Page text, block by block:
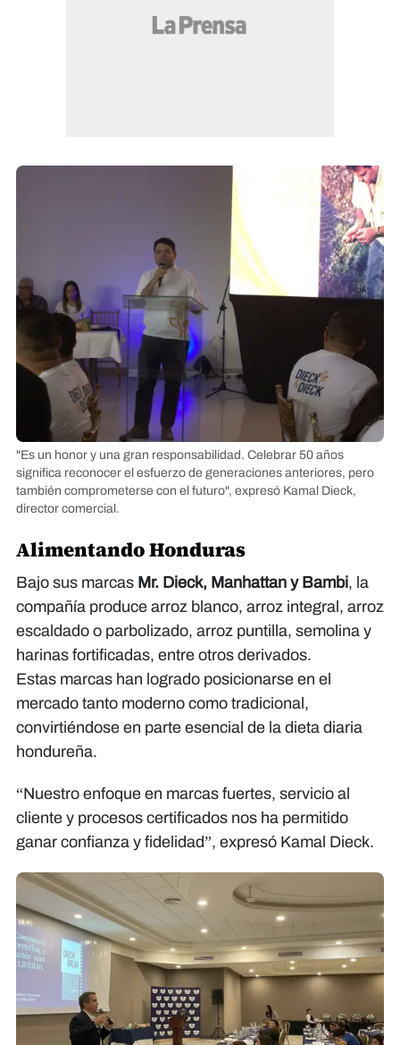
"Es un honor y una gran responsabilidad. Celebrar 50 años
significa reconocer el esfuerzo de generaciones anteriores, pero
también comprometerse con el futuro", expresó Kamal Dieck,
director comercial.
Alimentando Honduras
Bajo sus marcas Mr. Dieck, Manhattan y Bambi, la
compañía produce arroz blanco, arroz integral, arroz
escaldado o parbolizado, arroz puntilla, semolina y
harinas fortificadas, entre otros derivados.
Estas marcas han logrado posicionarse en el
mercado tanto moderno como tradicional,
convirtiéndose en parte esencial de la dieta diaria
hondureña.
“Nuestro enfoque en marcas fuertes, servicio al
cliente y procesos certificados nos ha permitido
ganar confianza y fidelidad”, expresó Kamal Dieck.